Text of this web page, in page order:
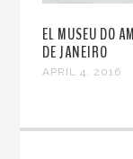
EL MUSEU DO
DE JANEIRO
APRIL 4, 2016